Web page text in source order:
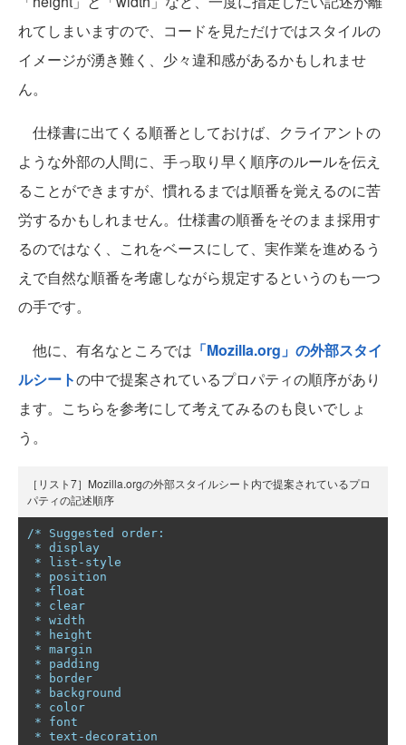
れてしまいますので、コードを見ただけではスタイルの
イメージが湧き難く、少々違和感があるかもしれませ
ん。
仕様書に出てくる順番としておけば、クライアントの
ような外部の人間に、手っ取り早く順序のルールを伝え
ることができますが、慣れるまでは順番を覚えるのに苦
労するかもしれません。仕様書の順番をそのまま採用す
るのではなく、これをベースにして、実作業を進めるう
えで自然な順番を考慮しながら規定するというのも一つ
の手です。
他に、有名なところでは 「Mozilla.org」の外部スタイ
ルシートの中で提案されているプロパティの順序があり
ます。こちらを参考にして考えてみるのも良いでしょ
う。
［リスト7］Mozilla.orgの外部スタイルシート内で提案されているプロ
パティの記述順序
/* Suggested order: